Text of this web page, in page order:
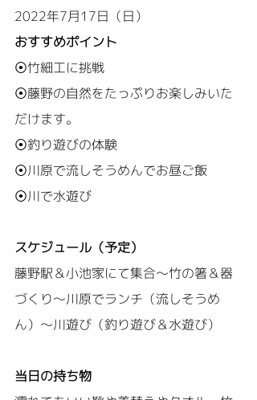
2022年7月17日（日）
おすすめポイント
⦿竹細工に挑戦
⦿藤野の自然をたっぷりお楽しみいた
だけます。
⦿釣り遊びの体験
⦿川原で流しそうめんでお昼ご飯
⦿川で水遊び
スケジュール（予定）
藤野駅＆小池家にて集合～竹の箸＆器
づくり～川原でランチ（流しそうめ
ん）～川遊び（釣り遊び＆水遊び）
当日の持ち物